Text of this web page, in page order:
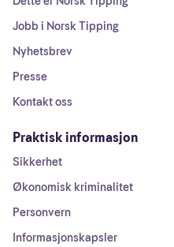
Jobb i Norsk Tipping
Nyhetsbrev
Presse
Kontakt oss
Praktisk informasjon
Sikkerhet
Økonomisk kriminalitet
Personvern
Informasjonskapsler